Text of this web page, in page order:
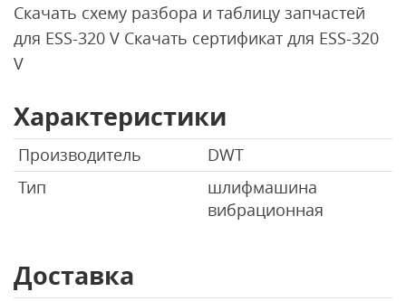
Скачать схему разбора и таблицу запчастей
для ESS-320 V Скачать сертификат для ESS-320
V
Характеристики
Производитель
DWT
Тип
шлифмашина
вибрационная
Доставка